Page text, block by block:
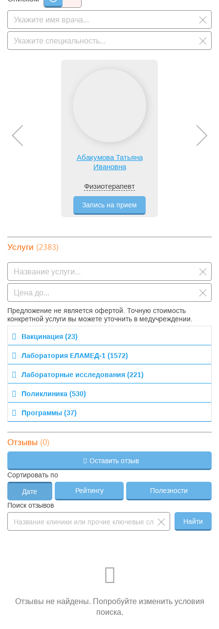
Абакумова Татьяна
Ивановна
Физиотерапевт
Запись на прием
Услуги (2383)
Предложение не является офертой. Точную стоимость
конкретной услуги вы можете уточнить в медучреждении.
Вакцинация (23)
Лаборатория ЕЛАМЕД-1 (1572)
Лабораторные исследования (221)
Поликлиника (530)
Программы (37)
Отзывы (0)
Оставить отзыв
Сортировать по
Дате Рейтингу
Полезности
Поиск отзывов
Найти
Отзывы не найдены. Попробуйте изменить условия
поиска.